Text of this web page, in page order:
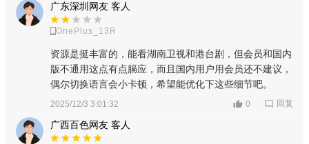
广东深圳网友 客人
OnePlus_13R
资源是挺丰富的，能看湖南卫视和港台剧，但会员和国内
版不通用这点有点膈应，而且国内用户用会员还不建议，
偶尔切换语言会小卡顿，希望能优化下这些细节吧。
2025/12/3 3:01:32 0 回复
广西百色网友 客人